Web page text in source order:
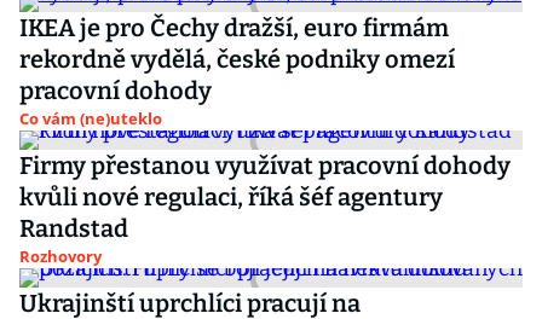
IKEA je pro Čechy dražší, euro firmám
rekordně vydělá, české podniky omezí
pracovní dohody
Co vám (ne)uteklo
Firmy přestanou využívat pracovní dohody
kvůli nové regulaci, říká šéf agentury
Randstad
Rozhovory
Ukrajinští uprchlíci pracují na